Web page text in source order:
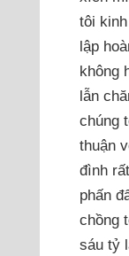
tôi
lập
không
lẫn
chúng
thuận
đình
phấn
chồng
sáu tỷ